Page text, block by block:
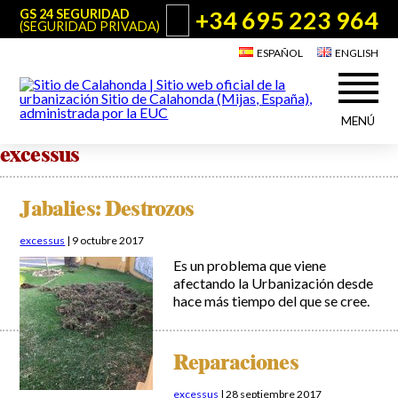
GS 24 SEGURIDAD
(SEGURIDAD PRIVADA)
+34 695 223 964
ESPAÑOL ENGLISH
MENÚ
Acerca de Sitio de Calahonda
Quiénes somos
Servicios de la EUC
Estatutos
Actas e Informes Anuales
Sitio de Calahonda en cifras
Contactar
Actuaciones
Utilidades para Residentes y Visitantes
Plano de Calahonda
Transporte
El reciclado de nuestros residuos
Información sobre podas
Noticias
Teléfonos de interés
NIF: G29178803. Todos los derechos reservados. Diseño y desarrollo:Jesse Naylor
excessus
Jabalies: Destrozos
excessus | 9 octubre 2017
Es un problema que viene
afectando la Urbanización desde
hace más tiempo del que se cree.
Reparaciones
excessus | 28 septiembre 2017